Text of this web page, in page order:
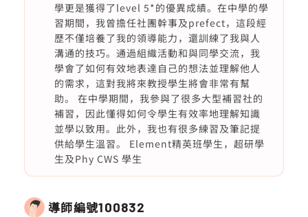
學更是獲得了level 5*的優異成績。在中學的學
習期間，我曾擔任社團幹事及prefect，這段經
歷不僅培養了我的領導能力，還訓練了我與人
溝通的技巧。通過組織活動和與同學交流，我
學會了如何有效地表達自己的想法並理解他人
的需求，這對我將來教授學生將會非常有幫
助。 在中學期間，我參與了很多大型補習社的
補習，因此懂得如何令學生有效率地理解知識
並學以致用。此外，我也有很多練習及筆記提
供給學生溫習。 Element精英班學生，超研學
生及Phy CWS 學生
導師編號100832